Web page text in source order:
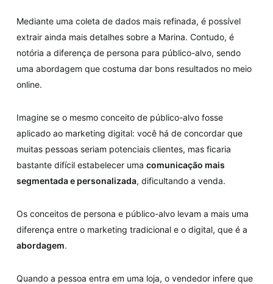
Mediante uma coleta de dados mais refinada, é possível
extrair ainda mais detalhes sobre a Marina. Contudo, é
notória a diferença de persona para público-alvo, sendo
uma abordagem que costuma dar bons resultados no meio
online.
Imagine se o mesmo conceito de público-alvo fosse
aplicado ao marketing digital: você há de concordar que
muitas pessoas seriam potenciais clientes, mas ficaria
bastante difícil estabelecer uma comunicação mais
segmentada e personalizada, dificultando a venda.
Os conceitos de persona e público-alvo levam a mais uma
diferença entre o marketing tradicional e o digital, que é a
abordagem.
Quando a pessoa entra em uma loja, o vendedor infere que